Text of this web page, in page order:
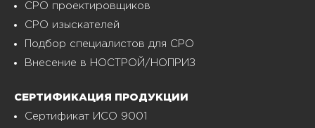
СРО проектировщиков
СРО изыскателей
Подбор специалистов для СРО
Внесение в НОСТРОЙ/НОПРИЗ
СЕРТИФИКАЦИЯ ПРОДУКЦИИ
Сертификат ИСО 9001